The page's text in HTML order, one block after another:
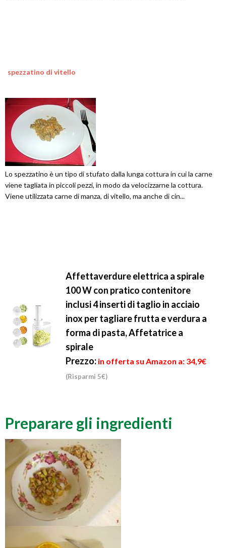
spezzatino di vitello
Lo spezzatino è un tipo di stufato dalla lunga cottura in cui la carne
viene tagliata in piccoli pezzi, in modo da velocizzarne la cottura.
Viene utilizzata carne di manza, di vitello, ma anche di cin...
Affettaverdure elettrica a spirale
100 W con pratico contenitore
inclusi 4 inserti di taglio in acciaio
inox per tagliare frutta e verdura a
forma di pasta, Affetatrice a
spirale
Prezzo: in offerta su Amazon a: 34,9€
(Risparmi 5€)
Preparare gli ingredienti